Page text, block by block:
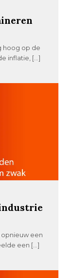
hoog op de
inflatie, […]
een
een […]